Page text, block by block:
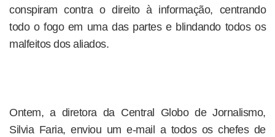
conspiram contra o direito à informação, centrando
todo o fogo em uma das partes e blindando todos os
malfeitos dos aliados.
Ontem, a diretora da Central Globo de Jornalismo,
Silvia Faria, enviou um e-mail a todos os chefes de